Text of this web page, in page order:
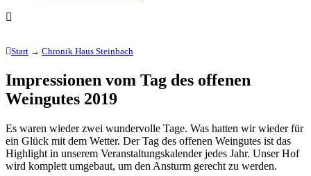
Start → Chronik Haus Steinbach
Impressionen vom Tag des offenen
Weingutes 2019
Es waren wieder zwei wundervolle Tage. Was hatten wir wieder für
ein Glück mit dem Wetter. Der Tag des offenen Weingutes ist das
Highlight in unserem Veranstaltungskalender jedes Jahr. Unser Hof
wird komplett umgebaut, um den Ansturm gerecht zu werden.